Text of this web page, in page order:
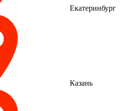
Екатеринбург
Казань